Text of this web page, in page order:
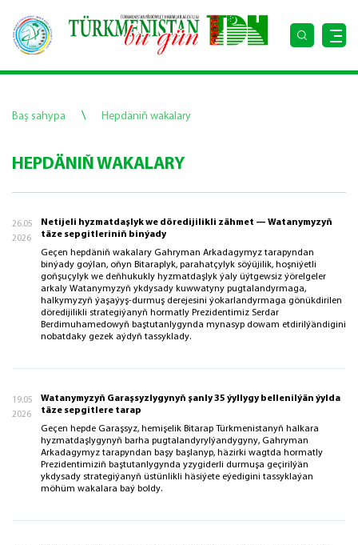
Baş sahypa \ Hepdäniň wakalary
HEPDÄNIŇ WAKALARY
26.05
2026
Netijeli hyzmatdaşlyk we döredijilikli zähmet — Watanymyzyň
täze sepgitleriniň binýady
Geçen hepdäniň wakalary Gahryman Arkadagymyz tarapyndan
binýady goýlan, oňyn Bitaraplyk, parahatçylyk söýüjilik, hoşniýetli
goňşuçylyk we deňhukukly hyzmatdaşlyk ýaly üýtgewsiz ýörelgeler
arkaly Watanymyzyň ykdysady kuwwatyny pugtalandyrmaga,
halkymyzyň ýaşaýyş-durmuş derejesini ýokarlandyrmaga gönükdirilen
döredijilikli strategiýanyň hormatly Prezidentimiz Serdar
Berdimuhamedowyň baştutanlygynda mynasyp dowam etdirilýändigini
nobatdaky gezek aýdyň tassyklady.
19.05
2026
Watanymyzyň Garaşsyzlygynyň şanly 35 ýyllygy bellenilýän ýylda
täze sepgitlere tarap
Geçen hepde Garaşsyz, hemişelik Bitarap Türkmenistanyň halkara
hyzmatdaşlygynyň barha pugtalandyrylýandygyny, Gahryman
Arkadagymyz tarapyndan başy başlanyp, häzirki wagtda hormatly
Prezidentimiziň baştutanlygynda yzygiderli durmuşa geçirilýän
ykdysady strategiýanyň üstünlikli häsiýete eýedigini tassyklaýan
möhüm wakalara baý boldy.